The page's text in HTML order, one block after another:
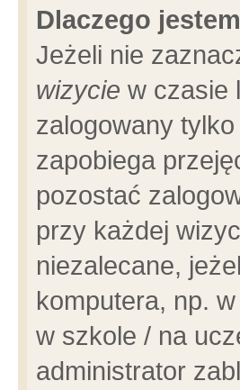
Dlaczego
Jeżeli nie
wizycie w czasie
zalogowany
zapobiega
pozostać
przy każdej
niezalecane,
komputera, np.
w szkole / na
administrator